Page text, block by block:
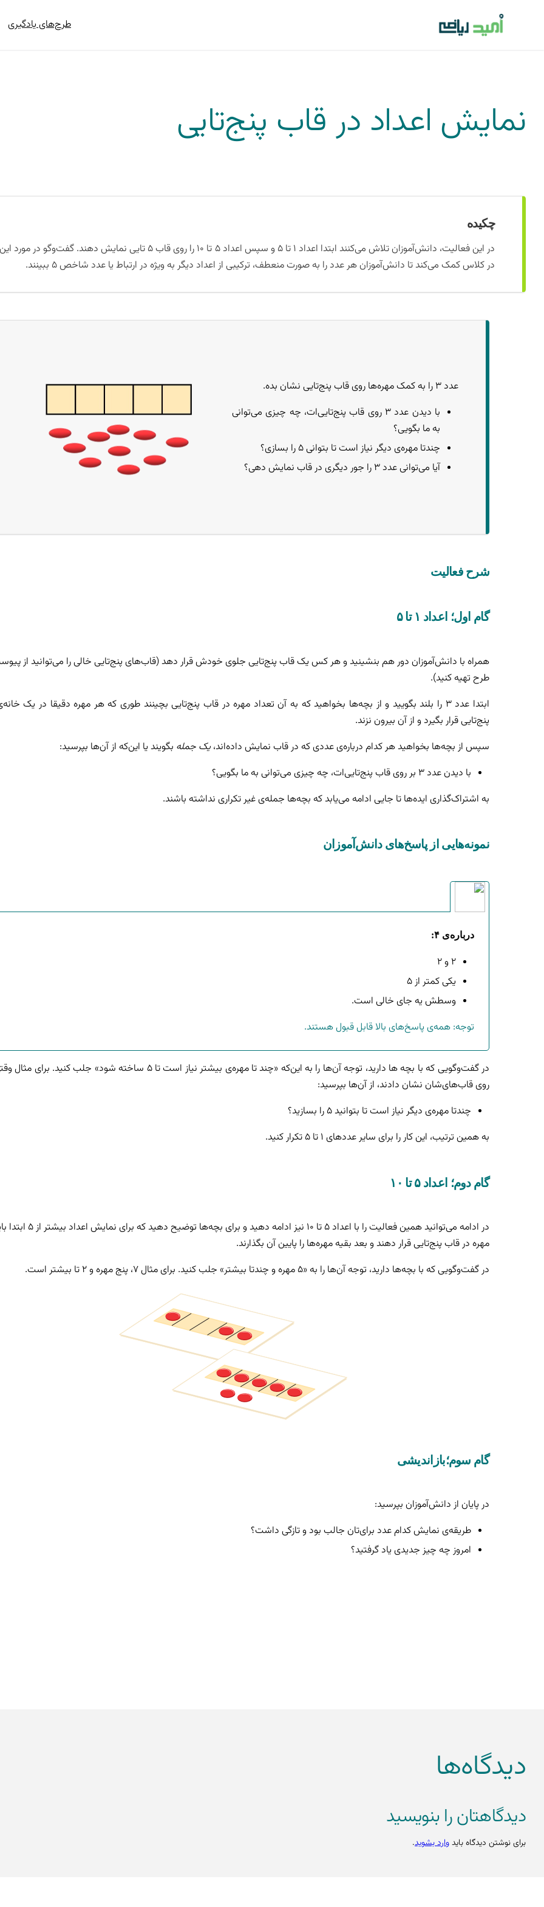
طرح‌های یادگیری
نمایش اعداد در قاب پنج‌تایی
چکیده
در این فعالیت، دانش‌آموزان تلاش می‌کنند ابتدا اعداد ۱ تا ۵ و سپس اعداد ۵ تا ۱۰ را روی قاب ۵ تایی نمایش دهند.
در کلاس کمک می‌کند تا دانش‌آموزان هر عدد را به صورت منعطف، ترکیبی از اعداد دیگر به ویژه در ارتباط یا عدد شاخص ۵ ببینند.
عدد ۳ را به کمک مهره‌ها روی قاب پنج‌تایی نشان بده.
با دیدن عدد ۳ روی قاب پنج‌تایی‌ات، چه چیزی می‌توانی
به ما بگویی؟
چندتا مهره‌ی دیگر نیاز است تا بتوانی ۵ را بسازی؟
آیا می‌توانی عدد ۳ را جور دیگری در قاب نمایش دهی؟
شرح فعالیت
گام اول؛ اعداد ۱ تا ۵
همراه با دانش‌آموزان دور هم بنشینید و هر کس یک قاب پنج‌تایی جلوی خودش قرار دهد (قاب‌های پنج‌تایی خالی را می‌توانید از
طرح تهیه کنید).
ابتدا عدد ۳ را بلند بگویید و از بچه‌ها بخواهید که به آن تعداد مهره در قاب پنج‌تایی بچینند طوری که هر مهره دقیقا در یک
پنج‌تایی قرار بگیرد و از آن بیرون نزند.
سپس از بچه‌ها بخواهید هر کدام درباره‌ی عددی که در قاب نمایش داده‌اند،یک جمله بگویند یا این‌که از آن‌ها بپرسید:
با دیدن عدد ۳ بر روی قاب پنج‌تایی‌ات، چه چیزی می‌توانی به ما بگویی؟
به‌ اشتراک‌گذاری ایده‌ها تا جایی ادامه می‌یابد که بچه‌ها جمله‌ی غیر تکراری نداشته باشند.
نمونه‌هایی از پاسخ‌های دانش‌آموزان
درباره‌ی ۴:
۲ و ۲
یکی کمتر از ۵
وسطش یه جای خالی است.
توجه: همه‌ی پاسخ‌های بالا قابل قبول هستند.
روی قاب‌های‌شان نشان دادند، از آن‌ها بپرسید:
چندتا مهره‌ی دیگر نیاز است تا بتوانید ۵ را بسازید؟
به همین ترتیب، این کار را برای سایر عددهای ۱ تا ۵ تکرار کنید.
گام دوم؛ اعداد ۵ تا ۱۰
مهره در قاب پنج‌تایی قرار دهند و بعد بقیه مهره‌ها را پایین آن بگذارند.
در گفت‌وگویی که با بچه‌ها دارید، توجه‌ آن‌ها را به «۵ مهره و چندتا بیشتر» جلب کنید. برای مثال ۷، پنج مهره و ۲ تا بیشتر است.
گام سوم؛بازاندیشی
در پایان از دانش‌آموزان بپرسید:
طریقه‌ی نمایش کدام عدد برای‌تان جالب بود و تازگی داشت؟
امروز چه چیز جدیدی یاد گرفتید؟
دیدگاه‌ها
دیدگاهتان را بنویسید
برای نوشتن دیدگاه بایدوارد بشوید.